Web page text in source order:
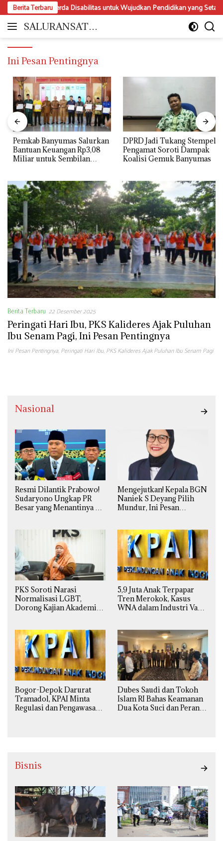
Langsung
ke
konten
Berita Terbaru
Perda Disabilitas untuk Wujudkan Pendidikan yang Setara dan
SALURANSATU.
Moderat
Ini Pesan Pentingnya
Pemkab Banyumas Salurkan
Bantuan Keuangan Rp3,08
Miliar untuk Sembilan
DPRD Jadi Tukang Stempel?
Pengamat Soroti Dampak
Koalisi Gemuk Banyumas
Berita Terbaru 22 Desember 2025
Peringati Hari Ibu, PKS Kalideres Ajak Puluhan
Ibu Senam Pagi, Ini Pesan Pentingnya
Ini Pesan Pentingnya,Peringati Hari Ibu,PKS Kalideres Ajak Puluhan Ibu Senam Pagi
Nasional
Resmi Dilantik Prabowo!
Sudaryono Ungkap PR
Besar yang Menantinya di
Mengejutkan! Kepala BGN
Naniek S Deyang Pilih
Mundur, Ini Pesan
PKS Soroti Narasi
Normalisasi LGBT,
Dorong Kajian Akademik
Agama
5,9 Juta Anak Terpapar
Tren Merokok, Kasus
WNA dalam Industri Vape
Bogor-Depok Darurat
Tramadol, KPAI Minta
Regulasi dan Pengawasan
Dubes Saudi dan Tokoh
Islam RI Bahas Keamanan
Dua Kota Suci dan Peran
Bisnis